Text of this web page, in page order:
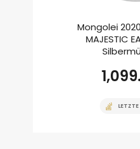
Mongolei
MAJESTIC
LETZTE